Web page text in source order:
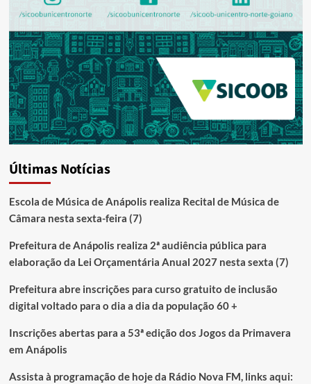
Últimas Notícias
Escola de Música de Anápolis realiza Recital de Música de
Câmara nesta sexta-feira (7)
Prefeitura de Anápolis realiza 2ª audiência pública para
elaboração da Lei Orçamentária Anual 2027 nesta sexta (7)
Prefeitura abre inscrições para curso gratuito de inclusão
digital voltado para o dia a dia da população 60 +
Inscrições abertas para a 53ª edição dos Jogos da Primavera
em Anápolis
Assista à programação de hoje da Rádio Nova FM, links aqui: